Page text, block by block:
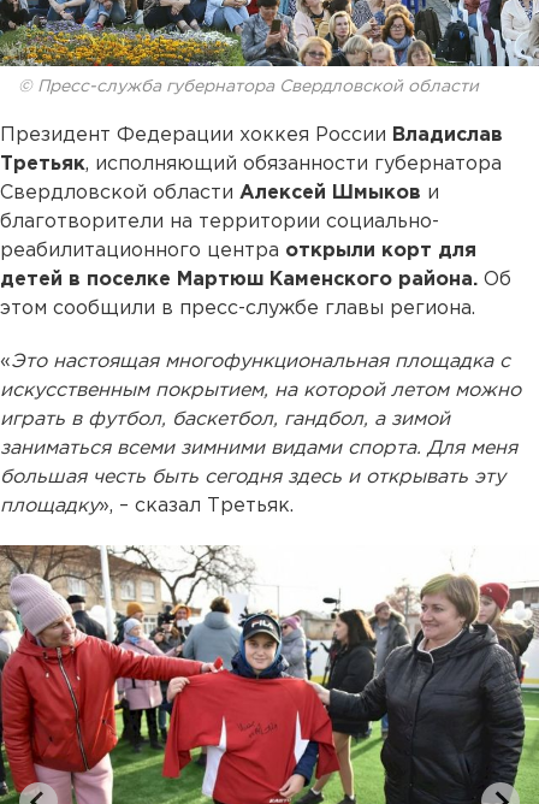
© Пресс-служба губернатора Свердловской области
Президент Федерации хоккея России Владислав
Третьяк, исполняющий обязанности губернатора
Свердловской области Алексей Шмыков и
благотворители на территории социально-
реабилитационного центра открыли корт для
детей в поселке Мартюш Каменского района. Об
этом сообщили в пресс-службе главы региона.
«Это настоящая многофункциональная площадка с
искусственным покрытием, на которой летом можно
играть в футбол, баскетбол, гандбол, а зимой
заниматься всеми зимними видами спорта. Для меня
большая честь быть сегодня здесь и открывать эту
площадку», – сказал Третьяк.